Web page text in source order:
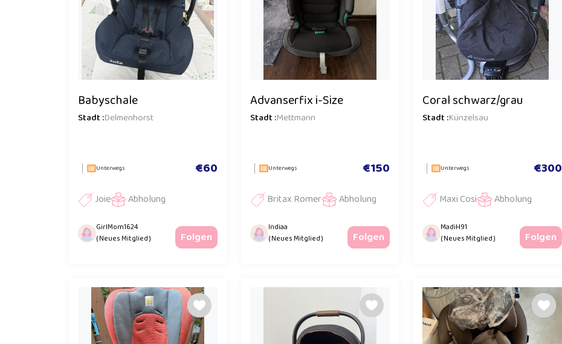
Babyschale
Stadt :Delmenhorst
Unterwegs €60
Joie Abholung
GirlMom1624
( Neues Mitglied )
Folgen
Advanserfix i-Size
Stadt :Mettmann
Unterwegs €150
Britax Romer Abholung
Indiaa
( Neues Mitglied )
Folgen
Coral schwarz/grau
Stadt :Künzelsau
Unterwegs €300
Maxi Cosi Abholung
MadiH91
( Neues Mitglied )
Folgen